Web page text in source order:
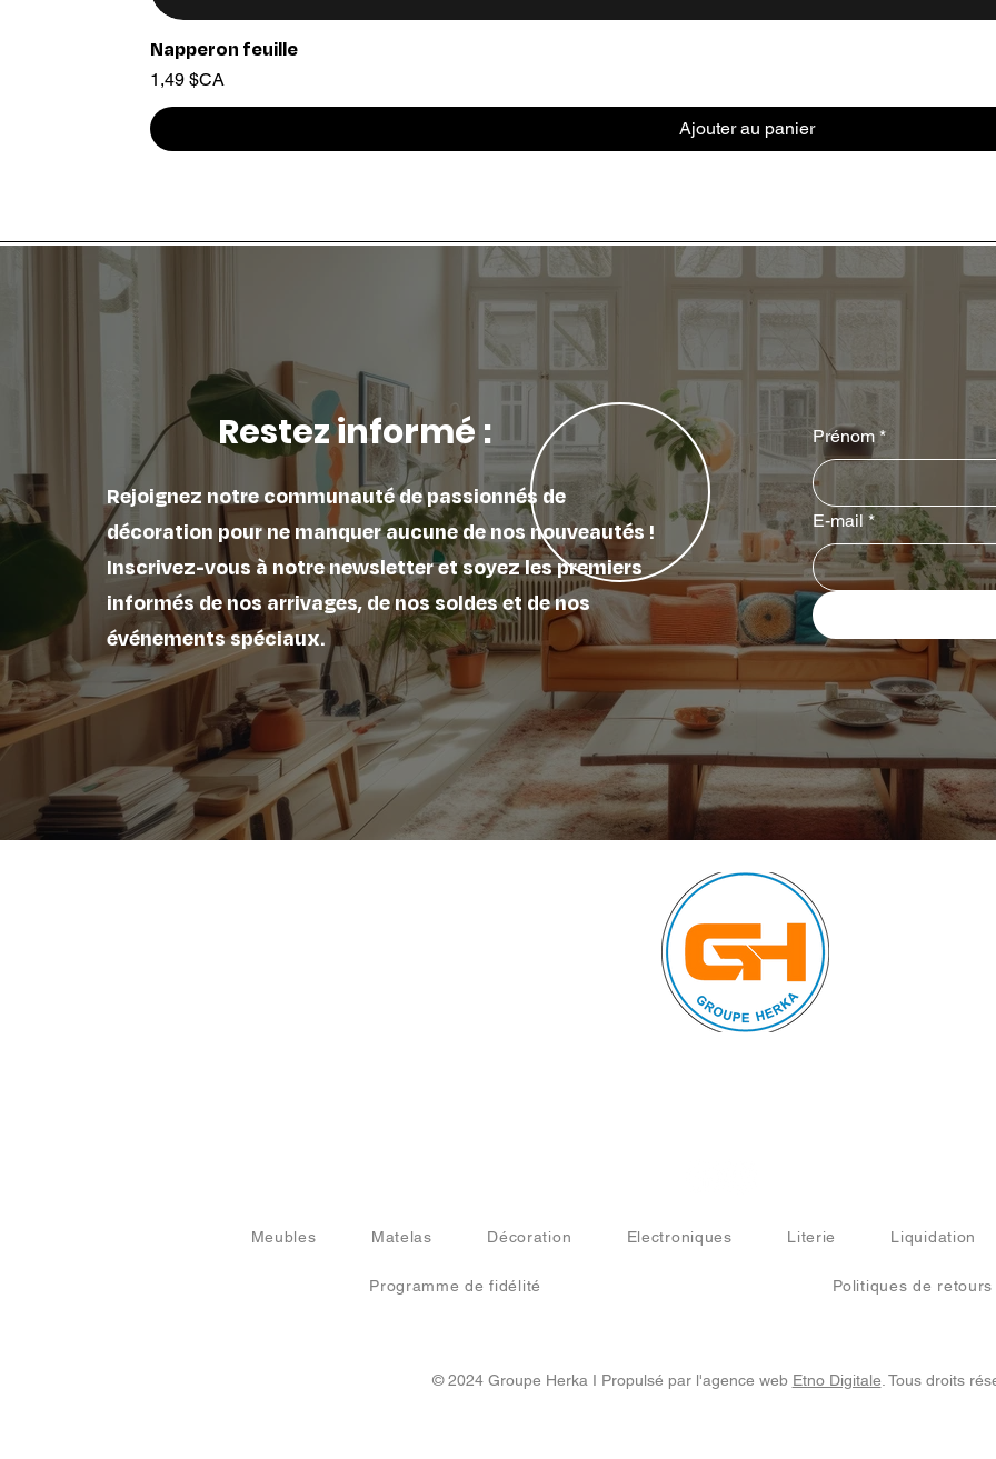
Napperon feuille
Prix
1,49 $CA
Ajouter au panier
Restez informé :
Rejoignez notre communauté de passionnés de
décoration pour ne manquer aucune de nos nouveautés !
Inscrivez-vous à notre newsletter et soyez les premiers
informés de nos arrivages, de nos soldes et de nos
événements spéciaux.
Prénom *
E-mail *
Meubles Matelas Décoration Electroniques Literie Liquidation
Programme de fidélité Politiques de
© 2024 Groupe Herka I Propulsé par l'agence web Etno Digitale . Tous droits